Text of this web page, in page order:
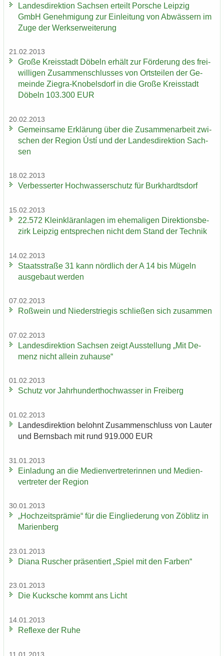
Lan­des­di­rek­ti­on Sach­sen er­teilt Por­sche Leip­zig
GmbH Ge­neh­mi­gung zur Ein­lei­tung von Ab­wäs­sern im
Zuge der Werks­er­wei­te­rung
21.02.2013
Große Kreis­stadt Dö­beln er­hält zur För­de­rung des frei­
wil­li­gen Zu­sam­men­schlus­ses von Orts­tei­len der Ge­
mein­de Ziegra-​Knobelsdorf in die Große Kreis­stadt
Dö­beln 103.300 EUR
20.02.2013
Ge­mein­sa­me Er­klä­rung über die Zu­sam­men­ar­beit zwi­
schen der Re­gi­on Ústí und der Lan­des­di­rek­ti­on Sach­
sen
18.02.2013
Ver­bes­ser­ter Hoch­was­ser­schutz für Burk­hardts­dorf
15.02.2013
22.572 Klein­klär­an­la­gen im ehe­ma­li­gen Di­rek­ti­ons­be­
zirk Leip­zig ent­spre­chen nicht dem Stand der Tech­nik
14.02.2013
Staats­stra­ße 31 kann nörd­lich der A 14 bis Mü­geln
aus­ge­baut wer­den
07.02.2013
Roß­wein und Nie­der­s­trie­gis schlie­ßen sich zu­sam­men
07.02.2013
Lan­des­di­rek­ti­on Sach­sen zeigt Aus­stel­lung „Mit De­
menz nicht al­lein zu­hau­se“
01.02.2013
Schutz vor Jahr­hun­dert­hoch­was­ser in Frei­berg
01.02.2013
Lan­des­di­rek­ti­on be­lohnt Zu­sam­men­schluss von Lau­ter
und Berns­bach mit rund 919.000 EUR
31.01.2013
Ein­la­dung an die Me­di­en­ver­tre­te­rin­nen und Me­di­en­
ver­tre­ter der Re­gi­on
30.01.2013
„Hoch­zeits­prä­mie“ für die Ein­glie­de­rung von Zö­blitz in
Ma­ri­en­berg
23.01.2013
Diana Ru­scher prä­sen­tiert „Spiel mit den Far­ben“
23.01.2013
Die Kuck­sche kommt ans Licht
14.01.2013
Re­fle­xe der Ruhe